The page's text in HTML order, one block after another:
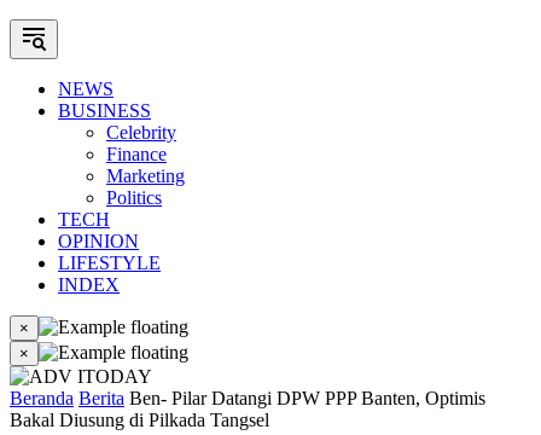
NEWS
BUSINESS
Celebrity
Finance
Marketing
Politics
TECH
OPINION
LIFESTYLE
INDEX
×
×
Beranda Berita Ben- Pilar Datangi DPW PPP Banten, Optimis
Bakal Diusung di Pilkada Tangsel